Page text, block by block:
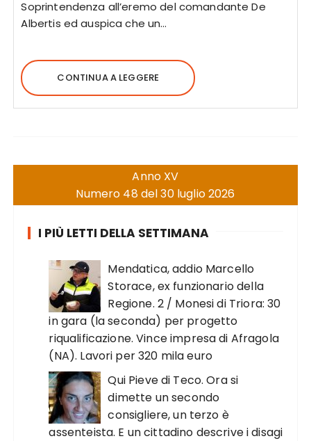
Soprintendenza all’eremo del comandante De
Albertis ed auspica che un…
CONTINUA A LEGGERE
Anno XV
Numero 48 del 30 luglio 2026
I PIÙ LETTI DELLA SETTIMANA
Mendatica, addio Marcello
Storace, ex funzionario della
Regione. 2 / Monesi di Triora: 30
in gara (la seconda) per progetto
riqualificazione. Vince impresa di Afragola
(NA). Lavori per 320 mila euro
Qui Pieve di Teco. Ora si
dimette un secondo
consigliere, un terzo è
assenteista. E un cittadino descrive i disagi